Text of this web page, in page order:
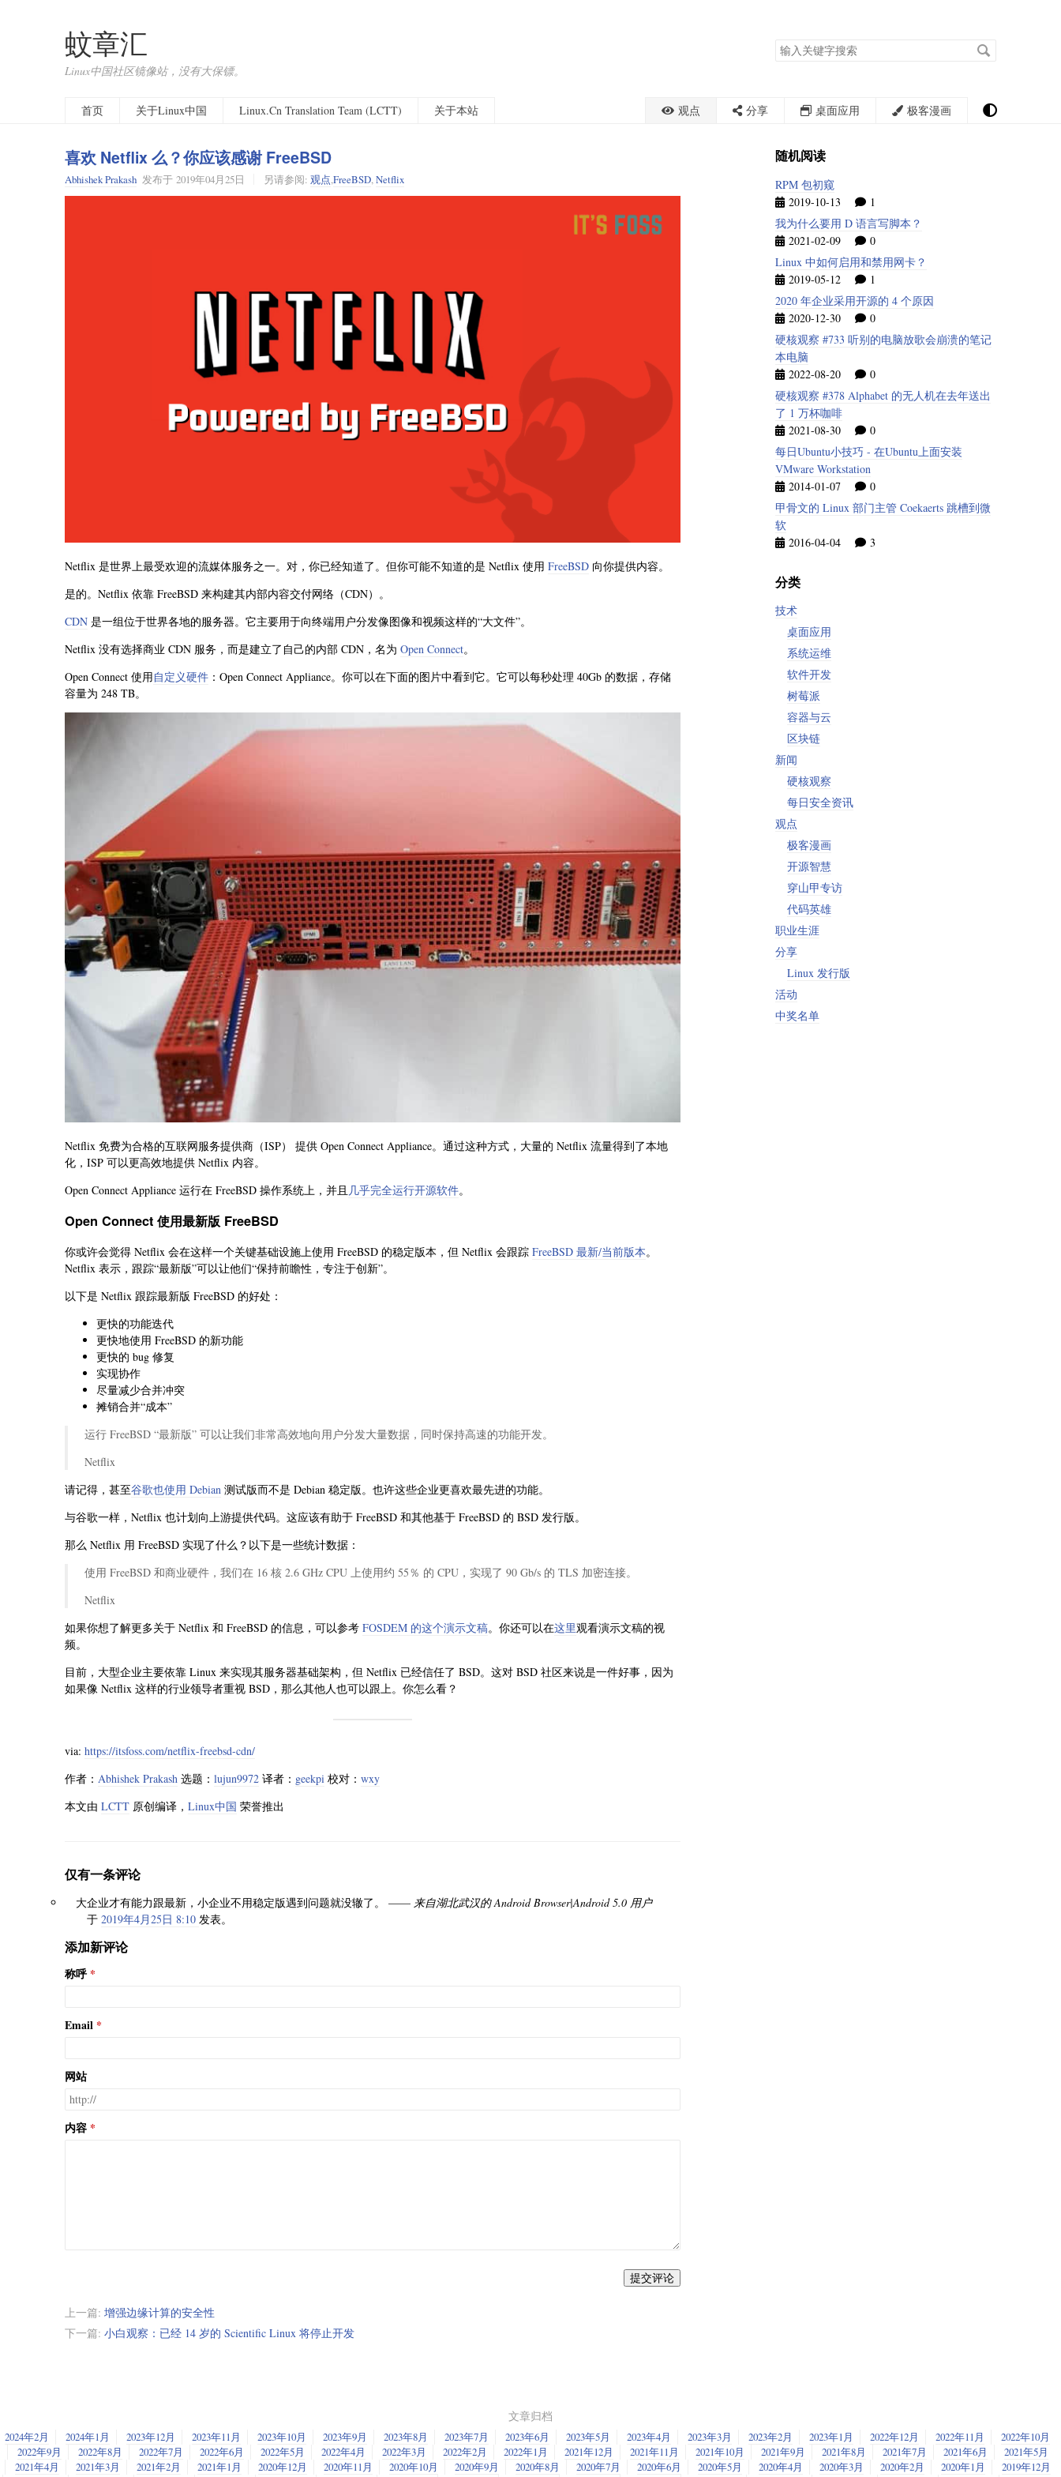
蚊章汇
Linux中国社区镜像站，没有大保镖。
搜
索
首页
关于Linux中国 Linux.Cn Translation Team (LCTT) 关于本站 观点 分享 桌面应用 极客漫画
喜欢 Netflix 么？你应该感谢 FreeBSD
Abhishek Prakash 发布于 2019年04月25日 另请参阅: 观点,FreeBSD,Netflix
Netflix 是世界上最受欢迎的流媒体服务之一。对，你已经知道了。但你可能不知道的是 Netflix 使用 FreeBSD 向你提供内容。
是的。Netflix 依靠 FreeBSD 来构建其内部内容交付网络（CDN）。
CDN 是一组位于世界各地的服务器。它主要用于向终端用户分发像图像和视频这样的“大文件”。
Netflix 没有选择商业 CDN 服务，而是建立了自己的内部 CDN，名为 Open Connect。
Open Connect 使用自定义硬件 ：Open Connect Appliance。你可以在下面的图片中看到它。它可以每秒处理 40Gb 的数据，存储
容量为 248 TB。
Netflix 免费为合格的互联网服务提供商（ISP） 提供 Open Connect Appliance。通过这种方式，大量的 Netflix 流量得到了本地
化，ISP 可以更高效地提供 Netflix 内容。
Open Connect Appliance 运行在 FreeBSD 操作系统上，并且 几乎完全运行开源软件。
Open Connect 使用最新版 FreeBSD
你或许会觉得 Netflix 会在这样一个关键基础设施上使用 FreeBSD 的稳定版本，但 Netflix 会跟踪 FreeBSD 最新/当前版本。
Netflix 表示，跟踪“最新版”可以让他们“保持前瞻性，专注于创新”。
以下是 Netflix 跟踪最新版 FreeBSD 的好处：
更快的功能迭代
更快地使用 FreeBSD 的新功能
更快的 bug 修复
实现协作
尽量减少合并冲突
摊销合并“成本”
运行 FreeBSD “最新版” 可以让我们非常高效地向用户分发大量数据，同时保持高速的功能开发。
Netflix
请记得，甚至谷歌也使用 Debian 测试版而不是 Debian 稳定版。也许这些企业更喜欢最先进的功能。
与谷歌一样，Netflix 也计划向上游提供代码。这应该有助于 FreeBSD 和其他基于 FreeBSD 的 BSD 发行版。
那么 Netflix 用 FreeBSD 实现了什么？以下是一些统计数据：
使用 FreeBSD 和商业硬件，我们在 16 核 2.6 GHz CPU 上使用约 55％ 的 CPU，实现了 90 Gb/s 的 TLS 加密连接。
Netflix
如果你想了解更多关于 Netflix 和 FreeBSD 的信息，可以参考 FOSDEM 的这个演示文稿。你还可以在这里观看演示文稿的视
频。
目前，大型企业主要依靠 Linux 来实现其服务器基础架构，但 Netflix 已经信任了 BSD。这对 BSD 社区来说是一件好事，因为
如果像 Netflix 这样的行业领导者重视 BSD，那么其他人也可以跟上。你怎么看？
via: https://itsfoss.com/netflix-freebsd-cdn/
作者： Abhishek Prakash 选题： lujun9972 译者： geekpi 校对： wxy
本文由 LCTT 原创编译， Linux中国 荣誉推出
仅有一条评论
大企业才有能力跟最新，小企业不用稳定版遇到问题就没辙了。 —— 来自湖北武汉的 Android Browser|Android 5.0 用户
于 2019年4月25日 8:10 发表。
添加新评论
称呼
Email
网站
内容
提交评论
上一篇: 增强边缘计算的安全性
下一篇: 小白观察：已经 14 岁的 Scientific Linux 将停止开发
随机阅读
RPM 包初窥
2019-10-13
1
我为什么要用 D 语言写脚本？
2021-02-09
0
Linux 中如何启用和禁用网卡？
2019-05-12
1
2020 年企业采用开源的 4 个原因
2020-12-30
0
硬核观察 #733 听别的电脑放歌会崩溃的笔记
本电脑
2022-08-20
0
硬核观察 #378 Alphabet 的无人机在去年送出
了 1 万杯咖啡
2021-08-30
0
每日Ubuntu小技巧 - 在Ubuntu上面安装
VMware Workstation
2014-01-07
0
甲骨文的 Linux 部门主管 Coekaerts 跳槽到微
软
2016-04-04
3
分类
技术
桌面应用
系统运维
软件开发
树莓派
容器与云
区块链
新闻
硬核观察
每日安全资讯
观点
极客漫画
开源智慧
穿山甲专访
代码英雄
职业生涯
分享
Linux 发行版
活动
中奖名单
文章归档
2024年2月 2024年1月 2023年12月 2023年11月 2023年10月 2023年9月 2023年8月 2023年7月 2023年6月 2023年5月 2023年4月 2023年3月 2023年2月 2023年1月 2022年12月 2022年11月
2022年10月
2022年9月
2022年8月 2022年7月 2022年6月 2022年5月 2022年4月 2022年3月 2022年2月 2022年1月 2021年12月 2021年11月 2021年10月 2021年9月 2021年8月 2021年7月 2021年6月
2021年5月
2021年4月
2021年3月 2021年2月 2021年1月 2020年12月 2020年11月 2020年10月 2020年9月 2020年8月 2020年7月 2020年6月 2020年5月 2020年4月 2020年3月 2020年2月 2020年1月
2019年12月